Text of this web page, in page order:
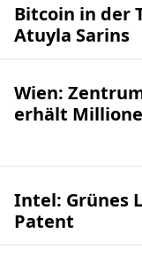
Bitcoin in der
Atuyla Sarins
Wien:
erhält
Intel: Grünes
Patent